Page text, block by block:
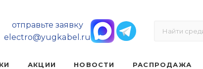
отправьте заявку
electro@yugkabel.ru
АКЦИИ НОВОСТИ РАСПРОДАЖА